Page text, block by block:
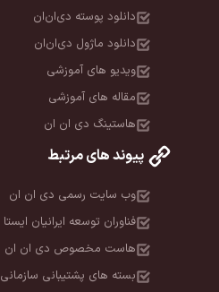
دانلود پوسته دی‌ان‌ان
دانلود ماژول دی‌ان‌ان
ویدیو های آموزشی
مقاله های آموزشی
هاستینگ دی ان ان
پیوند های مرتبط
وب سایت رسمی دی ان ان
فناوران توسعه ایرانیان ایستا
هاست مخصوص دی ان ان
بسته های پشتیبانی سازمانی